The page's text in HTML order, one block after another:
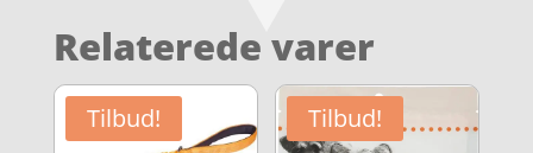
Relaterede varer
Tilbud! Tilbud!